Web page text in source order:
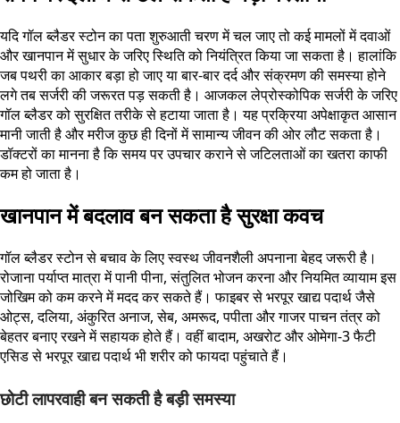
यदि गॉल ब्लैडर स्टोन का पता शुरुआती चरण में चल जाए तो कई मामलों में दवाओं
और खानपान में सुधार के जरिए स्थिति को नियंत्रित किया जा सकता है। हालांकि
जब पथरी का आकार बड़ा हो जाए या बार-बार दर्द और संक्रमण की समस्या होने
लगे तब सर्जरी की जरूरत पड़ सकती है। आजकल लेप्रोस्कोपिक सर्जरी के जरिए
गॉल ब्लैडर को सुरक्षित तरीके से हटाया जाता है। यह प्रक्रिया अपेक्षाकृत आसान
मानी जाती है और मरीज कुछ ही दिनों में सामान्य जीवन की ओर लौट सकता है।
डॉक्टरों का मानना है कि समय पर उपचार कराने से जटिलताओं का खतरा काफी
कम हो जाता है।
खानपान में बदलाव बन सकता है सुरक्षा कवच
गॉल ब्लैडर स्टोन से बचाव के लिए स्वस्थ जीवनशैली अपनाना बेहद जरूरी है।
रोजाना पर्याप्त मात्रा में पानी पीना, संतुलित भोजन करना और नियमित व्यायाम इस
जोखिम को कम करने में मदद कर सकते हैं। फाइबर से भरपूर खाद्य पदार्थ जैसे
ओट्स, दलिया, अंकुरित अनाज, सेब, अमरूद, पपीता और गाजर पाचन तंत्र को
बेहतर बनाए रखने में सहायक होते हैं। वहीं बादाम, अखरोट और ओमेगा-3 फैटी
एसिड से भरपूर खाद्य पदार्थ भी शरीर को फायदा पहुंचाते हैं।
छोटी लापरवाही बन सकती है बड़ी समस्या